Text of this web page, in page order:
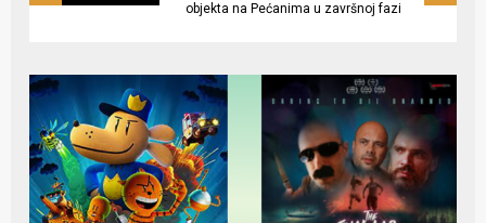
objekta na Pećanima u završnoj fazi